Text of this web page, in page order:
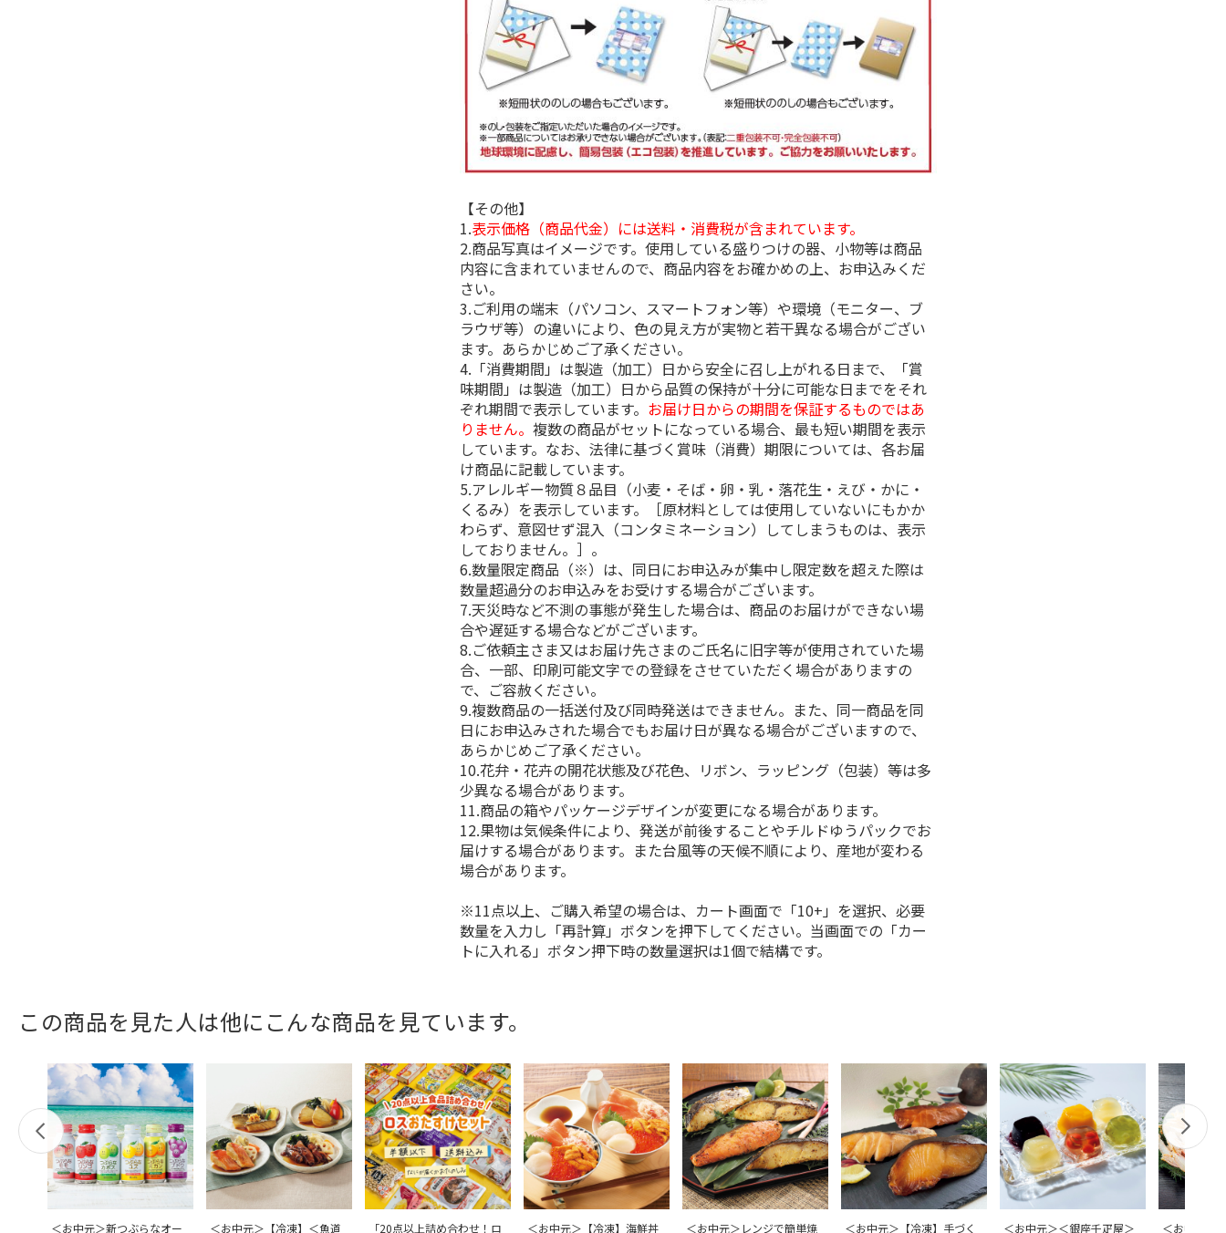
【その他】
1.表示価格（商品代金）には送料・消費税が含まれています。
2.商品写真はイメージです。使用している盛りつけの器、小物等は商品
内容に含まれていませんので、商品内容をお確かめの上、お申込みくだ
さい。
3.ご利用の端末（パソコン、スマートフォン等）や環境（モニター、ブ
ラウザ等）の違いにより、色の見え方が実物と若干異なる場合がござい
ます。あらかじめご了承ください。
4.「消費期間」は製造（加工）日から安全に召し上がれる日まで、「賞
味期間」は製造（加工）日から品質の保持が十分に可能な日までをそれ
ぞれ期間で表示しています。 お届け日からの期間を保証するものではあ
りません。複数の商品がセットになっている場合、最も短い期間を表示
しています。なお、法律に基づく賞味（消費）期限については、各お届
け商品に記載しています。
5.アレルギー物質８品目（小麦・そば・卵・乳・落花生・えび・かに・
くるみ）を表示しています。［原材料としては使用していないにもかか
わらず、意図せず混入（コンタミネーション）してしまうものは、表示
しておりません。］。
6.数量限定商品（※）は、同日にお申込みが集中し限定数を超えた際は
数量超過分のお申込みをお受けする場合がございます。
7.天災時など不測の事態が発生した場合は、商品のお届けができない場
合や遅延する場合などがございます。
8.ご依頼主さま又はお届け先さまのご氏名に旧字等が使用されていた場
合、一部、印刷可能文字での登録をさせていただく場合がありますの
で、ご容赦ください。
9.複数商品の一括送付及び同時発送はできません。また、同一商品を同
日にお申込みされた場合でもお届け日が異なる場合がございますので、
あらかじめご了承ください。
10.花弁・花卉の開花状態及び花色、リボン、ラッピング（包装）等は多
少異なる場合があります。
11.商品の箱やパッケージデザインが変更になる場合があります。
12.果物は気候条件により、発送が前後することやチルドゆうパックでお
届けする場合があります。また台風等の天候不順により、産地が変わる
場合があります。
※11点以上、ご購入希望の場合は、カート画面で「10+」を選択、必要
数量を入力し「再計算」ボタンを押下してください。当画面での「カー
トに入れる」ボタン押下時の数量選択は1個で結構です。
この商品を見た人は他にこんな商品を見ています。
＜お中元＞新つぶらなオー ＜お中元＞【冷凍】＜魚道 「20点以上詰め合わせ！ロ ＜お中元＞【冷凍】海鮮丼 ＜お中元＞レンジで簡単焼 ＜お中元＞【冷凍】手づく ＜お中元＞＜銀座千疋屋＞ ＜お中元＞